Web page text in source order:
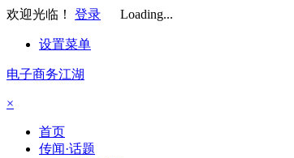
欢迎光临！ 登录 Loading...
设置菜单
电子商务江湖
×
首页
传闻·话题